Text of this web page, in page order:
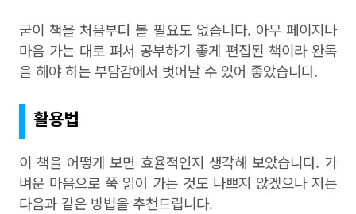
굳이 책을 처음부터 볼 필요도 없습니다. 아무 페이지나
마음 가는 대로 펴서 공부하기 좋게 편집된 책이라 완독
을 해야 하는 부담감에서 벗어날 수 있어 좋았습니다.
활용법
이 책을 어떻게 보면 효율적인지 생각해 보았습니다. 가
벼운 마음으로 쭉 읽어 가는 것도 나쁘지 않겠으나 저는
다음과 같은 방법을 추천드립니다.